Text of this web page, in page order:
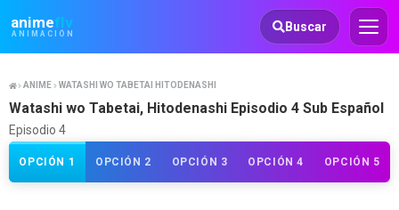
animeflv
ANIMACIÓN
Animeflv Buscar
ANIME WATASHI WO TABETAI HITODENASHI
Watashi wo Tabetai, Hitodenashi Episodio 4 Sub Español
Episodio 4
OPCIÓN 1 OPCIÓN 2 OPCIÓN 3 OPCIÓN 4 OPCIÓN 5